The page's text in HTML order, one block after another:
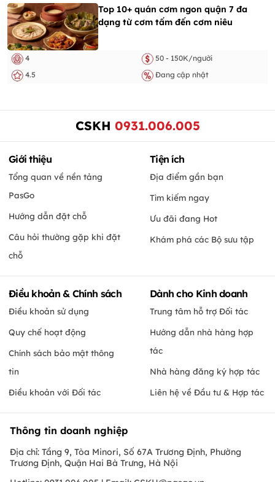
Top 10+ quán cơm ngon quận 7 đa
dạng từ cơm tấm đến cơm niêu
4
50 - 150K/người
4.5
Đang cập nhật
CSKH 0931.006.005
Giới thiệu
Tổng quan về nền tảng
PasGo
Hướng dẫn đặt chỗ
Câu hỏi thường gặp khi đặt
chỗ
Tiện ích
Địa điểm gần bạn
Tìm kiếm ngay
Ưu đãi đang Hot
Khám phá các Bộ sưu tập
Điều khoản & Chính sách
Điều khoản sử dụng
Quy chế hoạt động
Chính sách bảo mật thông
tin
Điều khoản với Đối tác
Dành cho Kinh doanh
Trung tâm hỗ trợ Đối tác
Hướng dẫn nhà hàng hợp
tác
Nhà hàng đăng ký hợp tác
Liên hệ về Đầu tư & Hợp tác
Thông tin doanh nghiệp
Địa chỉ: Tầng 9, Tòa Minori, Số 67A Trương Định, Phường
Trương Định, Quận Hai Bà Trưng, Hà Nội